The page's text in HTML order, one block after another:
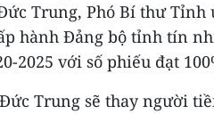
Trung, Phó Bí thư
hành Đảng bộ tỉnh tín
2025 với số phiếu đạt
Trung sẽ thay người